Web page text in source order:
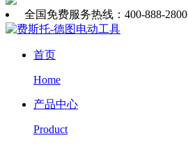
全国免费服务热线：400-888-2800
首页
Home
产品中心
Product